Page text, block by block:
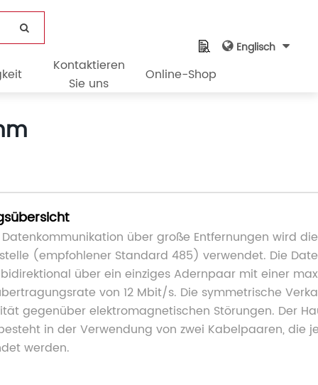
Kontaktieren
Sie uns
Online-Shop
Englisch
Datenkommunikation über große Entfernungen wird
(empfohlener Standard 485) verwendet. Die
über ein einziges Adernpaar mit einer
von 12 Mbit/s. Die symmetrische
gegenüber elektromagnetischen Störungen. Der
in der Verwendung von zwei Kabelpaaren, die
werden.